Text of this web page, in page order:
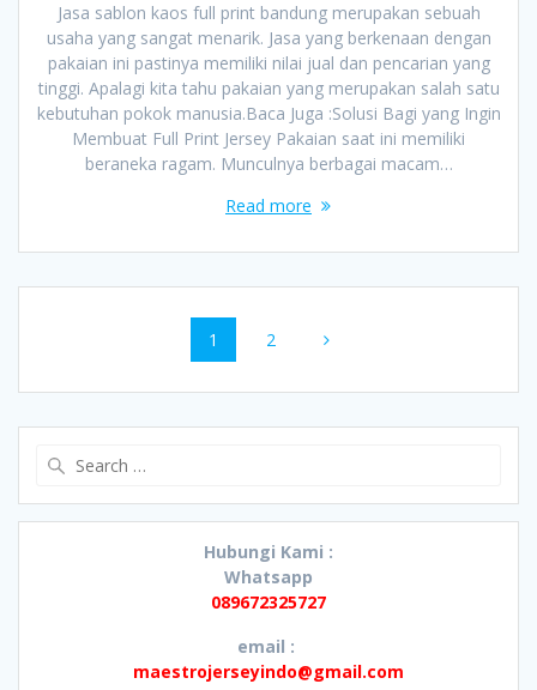
Jasa sablon kaos full print bandung merupakan sebuah
usaha yang sangat menarik. Jasa yang berkenaan dengan
pakaian ini pastinya memiliki nilai jual dan pencarian yang
tinggi. Apalagi kita tahu pakaian yang merupakan salah satu
kebutuhan pokok manusia.Baca Juga :Solusi Bagi yang Ingin
Membuat Full Print Jersey Pakaian saat ini memiliki
beraneka ragam. Munculnya berbagai macam…
Read more
navigation
Page
1 Page
2
Hubungi Kami :
Whatsapp
089672325727
email :
maestrojerseyindo@gmail.com